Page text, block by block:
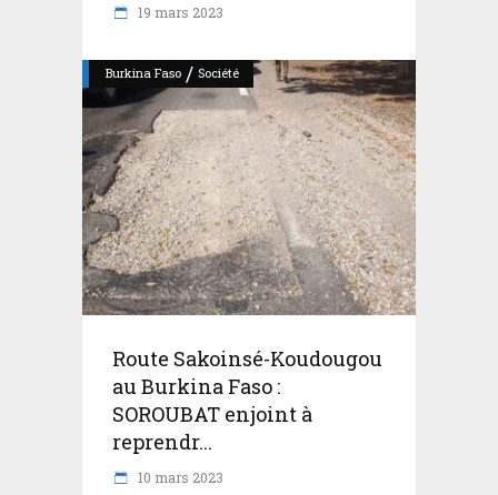
19 mars 2023
Burkina Faso / Société
Route Sakoinsé-Koudougou
au Burkina Faso :
SOROUBAT enjoint à
reprendr...
10 mars 2023